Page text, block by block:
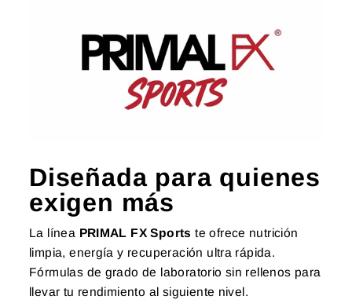
Diseñada para quienes
exigen más
La línea PRIMAL FX Sports te ofrece nutrición
limpia, energía y recuperación ultra rápida.
Fórmulas de grado de laboratorio sin rellenos para
llevar tu rendimiento al siguiente nivel.